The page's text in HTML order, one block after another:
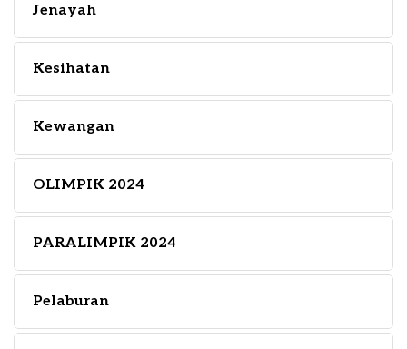
Jenayah
Kesihatan
Kewangan
OLIMPIK 2024
PARALIMPIK 2024
Pelaburan